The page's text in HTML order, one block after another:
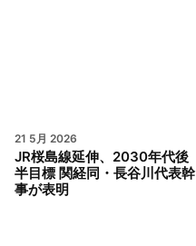
21 5月 2026
JR桜島線延伸、2030年代後
半目標 関経同・長谷川代表幹
事が表明